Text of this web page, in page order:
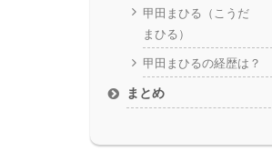
甲田まひる（こうだ
まひる）
甲田まひるの経歴は？
まとめ